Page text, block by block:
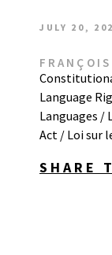
JULY 20,
Language
Languages /
Act / Loi sur
SHARE